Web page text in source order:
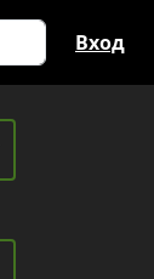
Вход